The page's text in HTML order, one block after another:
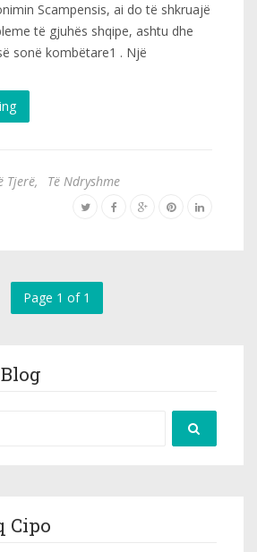
Scampensis, ai do të shkruajë
të gjuhës shqipe, ashtu dhe
sonë kombëtare1 . Një
Tjerë, Të Ndryshme
Page 1 of 1
Cipo